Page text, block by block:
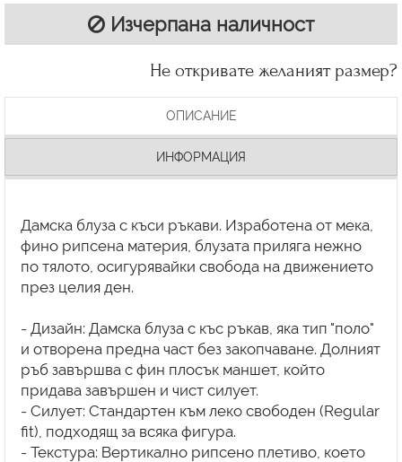
Изчерпана наличност
Не откривате желаният размер?
ОПИСАНИЕ
ИНФОРМАЦИЯ
Дамска блуза с къси ръкави. Изработена от мека,
фино рипсена материя, блузата приляга нежно
по тялото, осигурявайки свобода на движението
през целия ден.
- Дизайн: Дамска блуза с къс ръкав, яка тип "поло"
и отворена предна част без закопчаване. Долният
ръб завършва с фин плосък маншет, който
придава завършен и чист силует.
- Силует: Стандартен към леко свободен (Regular
fit), подходящ за всяка фигура.
- Текстура: Вертикално рипсено плетиво, което